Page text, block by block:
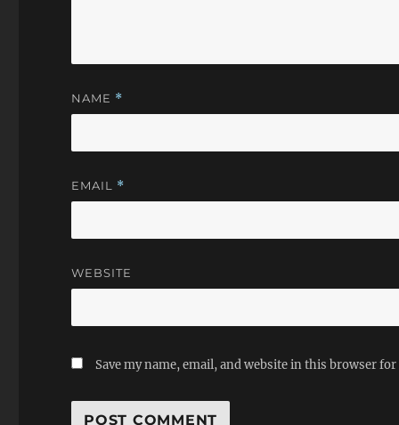
NAME *
EMAIL *
WEBSITE
Save my name, email, and website in this browser